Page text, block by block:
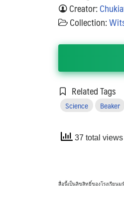
Creator:
Collection:
Related Tags
Science Beaker
37 total views
สื่อนี้เป็นลิขสิทธิ์ของโรงเรียน